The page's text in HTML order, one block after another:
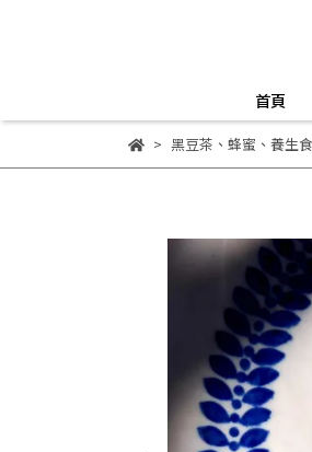
首頁
黑豆茶、蜂蜜、養生